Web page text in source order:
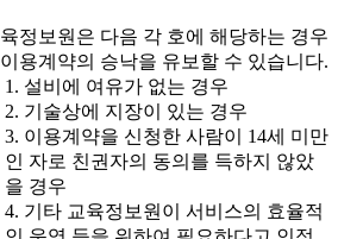
정보원은 다음 각 호에 해당하는 경우
용계약의 승낙을 유보할 수 있습니다.
1. 설비에 여유가 없는 경우
2. 기술상에 지장이 있는 경우
3. 이용계약을 신청한 사람이 14세 미만
인 자로 친권자의 동의를 득하지 않았
을 경우
4. 기타 교육정보원이 서비스의 효율적